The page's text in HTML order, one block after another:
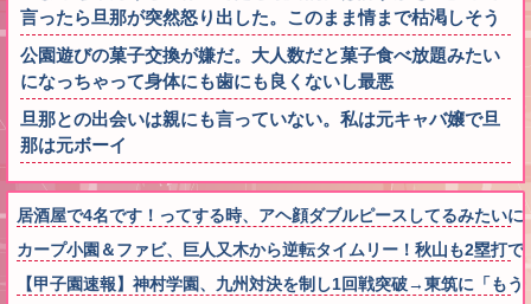
言ったら旦那が突然怒り出した。このまま情まで枯渇しそう
公園遊びの菓子交換が嫌だ。大人数だと菓子食べ放題みたい
になっちゃって身体にも歯にも良くないし最悪
旦那との出会いは親にも言っていない。私は元キャバ嬢で旦
那は元ボーイ
居酒屋で4名です！ってする時、アヘ顔ダブルピースしてるみたい
カープ小園＆ファビ、巨人又木から逆転タイムリー！秋山も2塁打で
【甲子園速報】神村学園、九州対決を制し1回戦突破→東筑に「も